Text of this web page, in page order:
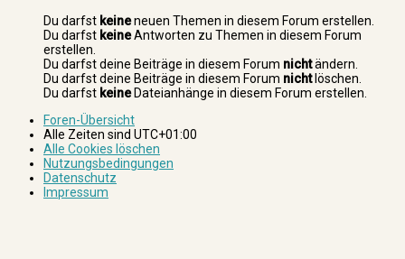
Du darfst keineneuen Themen in diesem Forum erstellen.
Du darfst keineAntworten zu Themen in diesem Forum
erstellen.
Du darfst deine Beiträge in diesem Forum nichtändern.
Du darfst deine Beiträge in diesem Forum nichtlöschen.
Du darfst keineDateianhänge in diesem Forum erstellen.
Foren-Übersicht
Alle Zeiten sind UTC+01:00
Alle Cookies löschen
Nutzungsbedingungen
Datenschutz
Impressum